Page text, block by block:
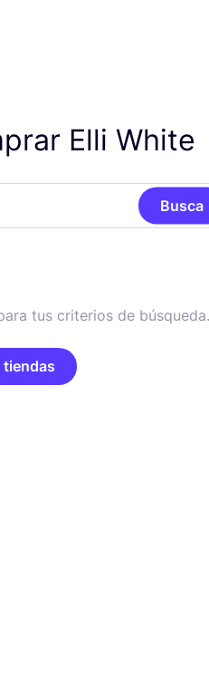
Elli White
Busca
tus criterios de búsqueda.
tiendas